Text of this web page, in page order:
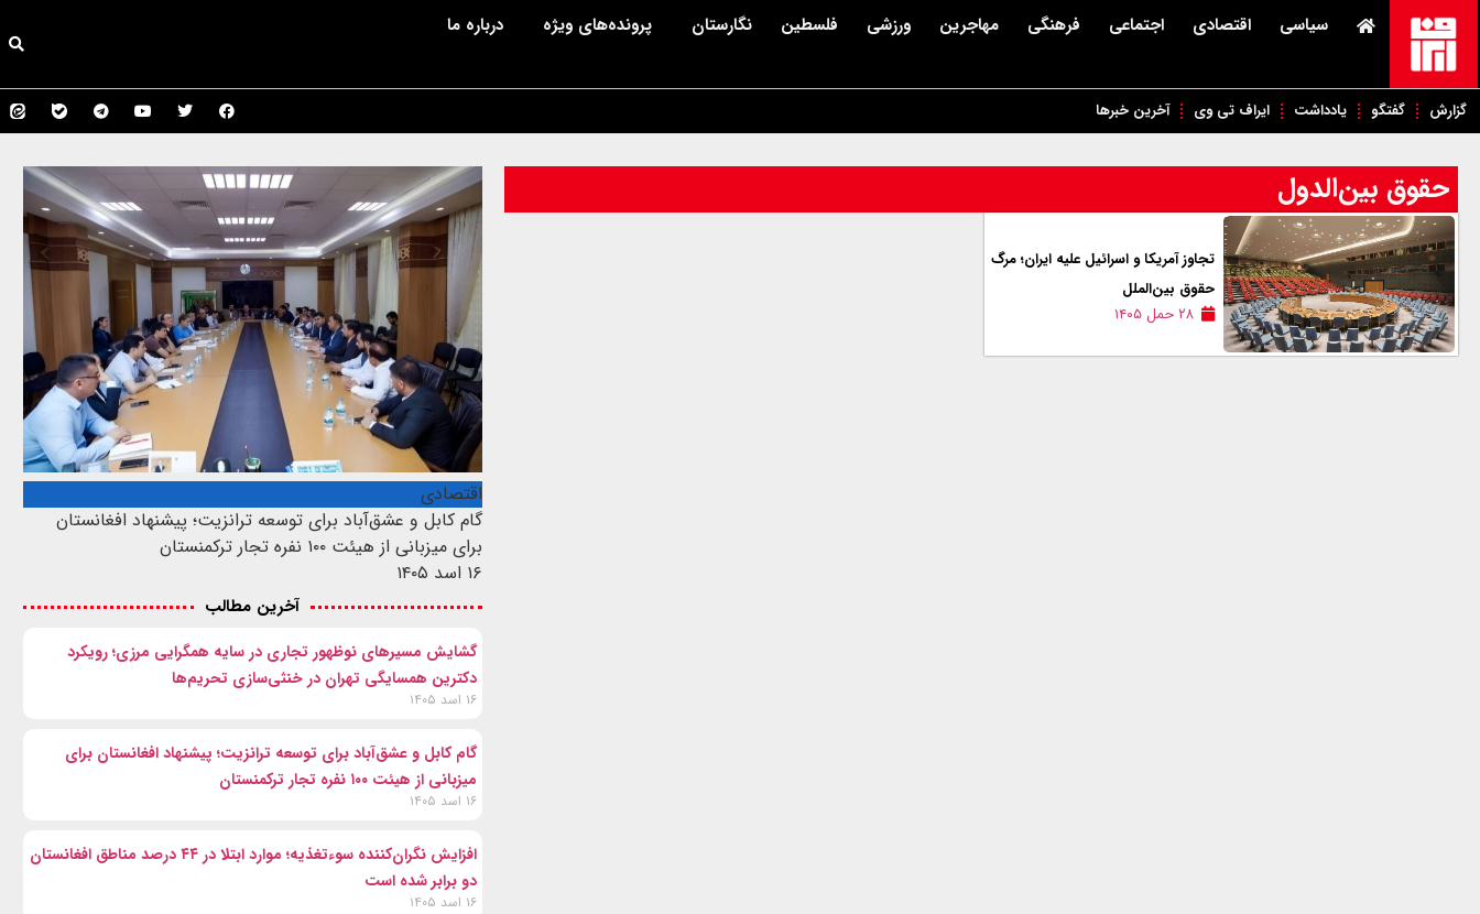
سیاسی اقتصادی اجتماعی فرهنگی مهاجرین ورزشی فلسطین نگارستان پرونده‌های ویژه درباره ما
گزارش گفتگو یادداشت ایراف تی وی آخرین خبرها
حقوق بین‌الدول
تجاوز آمریکا و اسرائیل علیه ایران؛ مرگ
حقوق بین‌الملل
۲۸ حمل ۱۴۰۵
اقتصادی
گام کابل و عشق‌آباد برای توسعه ترانزیت؛ پیشنهاد افغانستان
برای میزبانی از هیئت ۱۰۰ نفره تجار ترکمنستان
۱۶ اسد ۱۴۰۵
آخرین مطالب
گشایش مسیرهای نوظهور تجاری در سایه همگرایی مرزی؛ رویکرد
دکترین همسایگی تهران در خنثی‌سازی تحریم‌ها
۱۶ اسد ۱۴۰۵
گام کابل و عشق‌آباد برای توسعه ترانزیت؛ پیشنهاد افغانستان برای
میزبانی از هیئت ۱۰۰ نفره تجار ترکمنستان
۱۶ اسد ۱۴۰۵
افزایش نگران‌کننده سوءتغذیه؛ موارد ابتلا در ۴۴ درصد مناطق افغانستان
دو برابر شده است
۱۶ اسد ۱۴۰۵